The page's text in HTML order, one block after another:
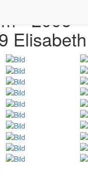
- 2006
Elisabeth